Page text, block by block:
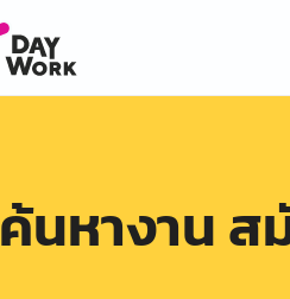
ค้นหางาน ส